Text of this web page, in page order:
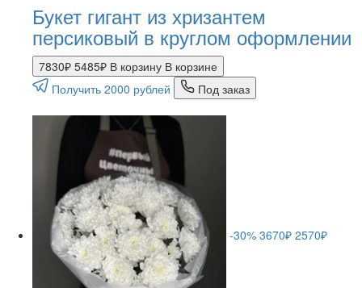
Букет гигант из хризантем
персиковый в круглом оформлении
7830₽ 5485₽ В корзину В корзине
Получить 2000 рублей
Под заказ
-30% 3670₽ 2570₽